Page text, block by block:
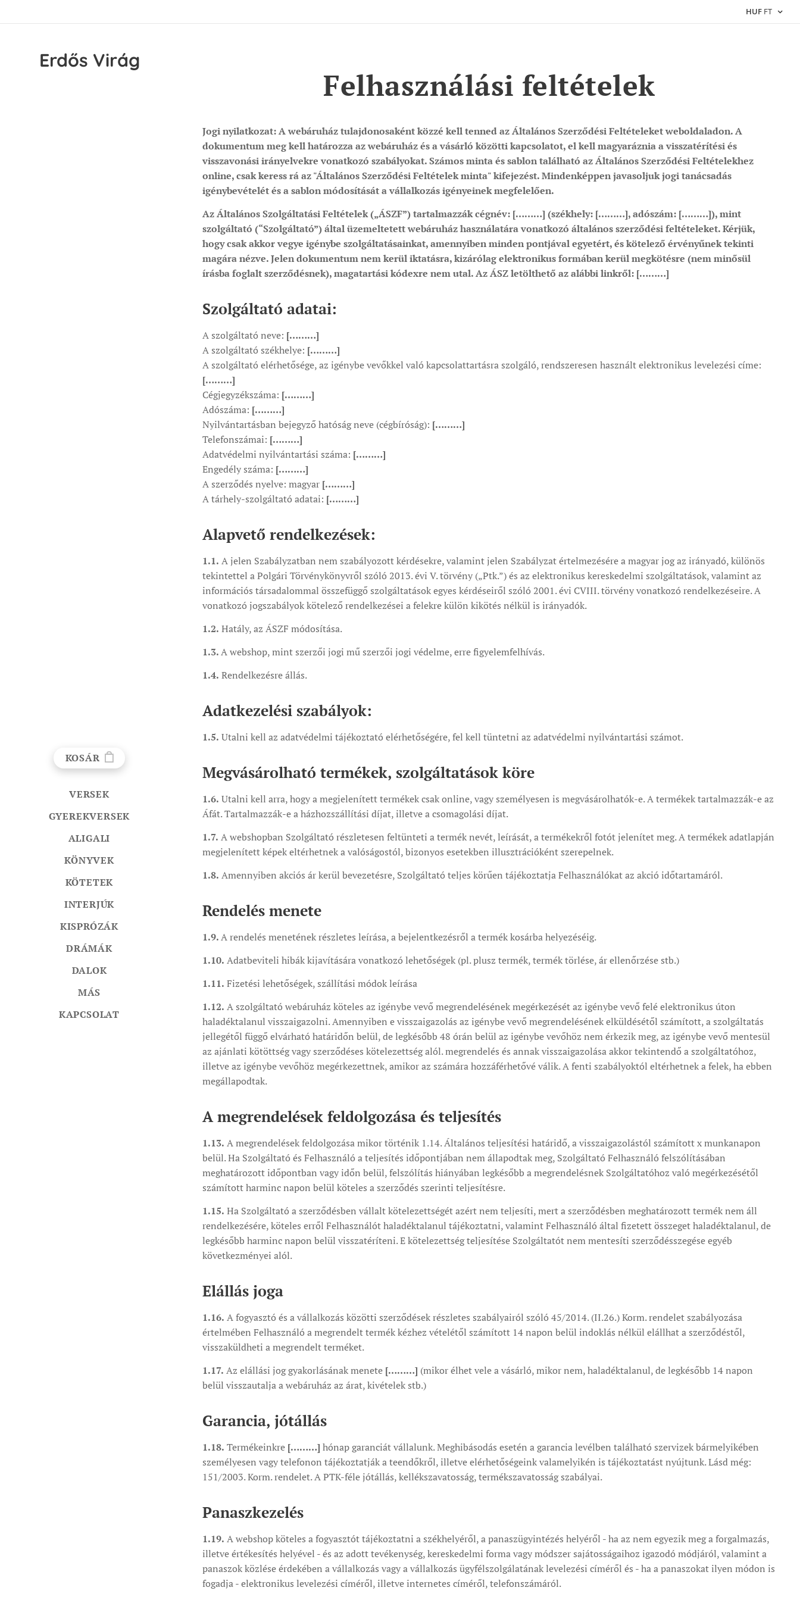
HUF FT
Erdős Virág
KOSÁR
VERSEK
GYEREKVERSEK
ALIGALI
KÖNYVEK
KÖTETEK
INTERJÚK
KISPRÓZÁK
DRÁMÁK
DALOK
MÁS
KAPCSOLAT
Felhasználási feltételek
Jogi nyilatkozat: A webáruház tulajdonosaként közzé kell tenned az Általános Szerződési Feltételeket weboldaladon. A
dokumentum meg kell határozza az webáruház és a vásárló közötti kapcsolatot, el kell magyaráznia a visszatérítési és
visszavonási irányelvekre vonatkozó szabályokat. Számos minta és sablon található az Általános Szerződési Feltételekhez
online, csak keress rá az "Általános Szerződési Feltételek minta" kifejezést. Mindenképpen javasoljuk jogi tanácsadás
igénybevételét és a sablon módosítását a vállalkozás igényeinek megfelelően.
Az Általános Szolgáltatási Feltételek („ÁSZF”) tartalmazzák cégnév: [………] (székhely: [………], adószám: [………]), mint
szolgáltató (“Szolgáltató”) által üzemeltetett webáruház használatára vonatkozó általános szerződési feltételeket. Kérjük,
hogy csak akkor vegye igénybe szolgáltatásainkat, amennyiben minden pontjával egyetért, és kötelező érvényűnek tekinti
magára nézve. Jelen dokumentum nem kerül iktatásra, kizárólag elektronikus formában kerül megkötésre (nem minősül
írásba foglalt szerződésnek), magatartási kódexre nem utal. Az ÁSZ letölthető az alábbi linkről: [………]
Szolgáltató adatai:
A szolgáltató neve: [………]
A szolgáltató székhelye: [………]
A szolgáltató elérhetősége, az igénybe vevőkkel való kapcsolattartásra szolgáló, rendszeresen használt elektronikus levelezési címe:
[………]
Cégjegyzékszáma: [………]
Adószáma: [………]
Nyilvántartásban bejegyző hatóság neve (cégbíróság): [………]
Telefonszámai: [………]
Adatvédelmi nyilvántartási száma: [………]
Engedély száma: [………]
A szerződés nyelve: magyar [………]
A tárhely-szolgáltató adatai: [………]
Alapvető rendelkezések:
1.1. A jelen Szabályzatban nem szabályozott kérdésekre, valamint jelen Szabályzat értelmezésére a magyar jog az irányadó, különös
tekintettel a Polgári Törvénykönyvről szóló 2013. évi V. törvény („Ptk.”) és az elektronikus kereskedelmi szolgáltatások, valamint az
információs társadalommal összefüggő szolgáltatások egyes kérdéseiről szóló 2001. évi CVIII. törvény vonatkozó rendelkezéseire. A
vonatkozó jogszabályok kötelező rendelkezései a felekre külön kikötés nélkül is irányadók.
1.2. Hatály, az ÁSZF módosítása.
1.3.A webshop, mint szerzői jogi mű szerzői jogi védelme, erre figyelemfelhívás.
1.4. Rendelkezésre állás.
Adatkezelési szabályok:
1.5. Utalni kell az adatvédelmi tájékoztató elérhetőségére, fel kell tüntetni az adatvédelmi nyilvántartási számot.
Megvásárolható termékek, szolgáltatások köre
1.6. Utalni kell arra, hogy a megjelenített termékek csak online, vagy személyesen is megvásárolhatók-e. A termékek tartalmazzák-e az
Áfát. Tartalmazzák-e a házhozszállítási díjat, illetve a csomagolási díjat.
1.7. A webshopban Szolgáltató részletesen feltünteti a termék nevét, leírását, a termékekről fotót jelenítet meg. A termékek adatlapján
megjelenített képek eltérhetnek a valóságostól, bizonyos esetekben illusztrációként szerepelnek.
1.8. Amennyiben akciós ár kerül bevezetésre, Szolgáltató teljes körűen tájékoztatja Felhasználókat az akció időtartamáról.
Rendelés menete
1.9.A rendelés menetének részletes leírása, a bejelentkezésről a termék kosárba helyezéséig.
1.10. Adatbeviteli hibák kijavítására vonatkozó lehetőségek (pl. plusz termék, termék törlése, ár ellenőrzése stb.)
1.11. Fizetési lehetőségek, szállítási módok leírása
1.12. A szolgáltató webáruház köteles az igénybe vevő megrendelésének megérkezését az igénybe vevő felé elektronikus úton
haladéktalanul visszaigazolni. Amennyiben e visszaigazolás az igénybe vevő megrendelésének elküldésétől számított, a szolgáltatás
jellegétől függő elvárható határidőn belül, de legkésőbb 48 órán belül az igénybe vevőhöz nem érkezik meg, az igénybe vevő mentesül
az ajánlati kötöttség vagy szerződéses kötelezettség alól. megrendelés és annak visszaigazolása akkor tekintendő a szolgáltatóhoz,
illetve az igénybe vevőhöz megérkezettnek, amikor az számára hozzáférhetővé válik. A fenti szabályoktól eltérhetnek a felek, ha ebben
megállapodtak.
A megrendelések feldolgozása és teljesítés
1.13. A megrendelések feldolgozása mikor történik 1.14. Általános teljesítési határidő, a visszaigazolástól számított x munkanapon
belül. Ha Szolgáltató és Felhasználó a teljesítés időpontjában nem állapodtak meg, Szolgáltató Felhasználó felszólításában
meghatározott időpontban vagy időn belül, felszólítás hiányában legkésőbb a megrendelésnek Szolgáltatóhoz való megérkezésétől
számított harminc napon belül köteles a szerződés szerinti teljesítésre.
1.15. Ha Szolgáltató a szerződésben vállalt kötelezettségét azért nem teljesíti, mert a szerződésben meghatározott termék nem áll
rendelkezésére, köteles erről Felhasználót haladéktalanul tájékoztatni, valamint Felhasználó által fizetett összeget haladéktalanul, de
legkésőbb harminc napon belül visszatéríteni. E kötelezettség teljesítése Szolgáltatót nem mentesíti szerződésszegése egyéb
következményei alól.
Elállás joga
1.16. A fogyasztó és a vállalkozás közötti szerződések részletes szabályairól szóló 45/2014. (II.26.) Korm. rendelet szabályozása
értelmében Felhasználó a megrendelt termék kézhez vételétől számított 14 napon belül indoklás nélkül elállhat a szerződéstől,
visszaküldheti a megrendelt terméket.
1.17. Az elállási jog gyakorlásának menete [………] (mikor élhet vele a vásárló, mikor nem, haladéktalanul, de legkésőbb 14 napon
belül visszautalja a webáruház az árat, kivételek stb.)
Garancia, jótállás
1.18. Termékeinkre [………] hónap garanciát vállalunk. Meghibásodás esetén a garancia levélben található szervizek bármelyikében
személyesen vagy telefonon tájékoztatják a teendőkről, illetve elérhetőségeink valamelyikén is tájékoztatást nyújtunk. Lásd még:
151/2003. Korm. rendelet. A PTK-féle jótállás, kellékszavatosság, termékszavatosság szabályai.
Panaszkezelés
1.19. A webshop köteles a fogyasztót tájékoztatni a székhelyéről, a panaszügyintézés helyéről - ha az nem egyezik meg a forgalmazás,
illetve értékesítés helyével - és az adott tevékenység, kereskedelmi forma vagy módszer sajátosságaihoz igazodó módjáról, valamint a
panaszok közlése érdekében a vállalkozás vagy a vállalkozás ügyfélszolgálatának levelezési címéről és - ha a panaszokat ilyen módon is
fogadja - elektronikus levelezési címéről, illetve internetes címéről, telefonszámáról.